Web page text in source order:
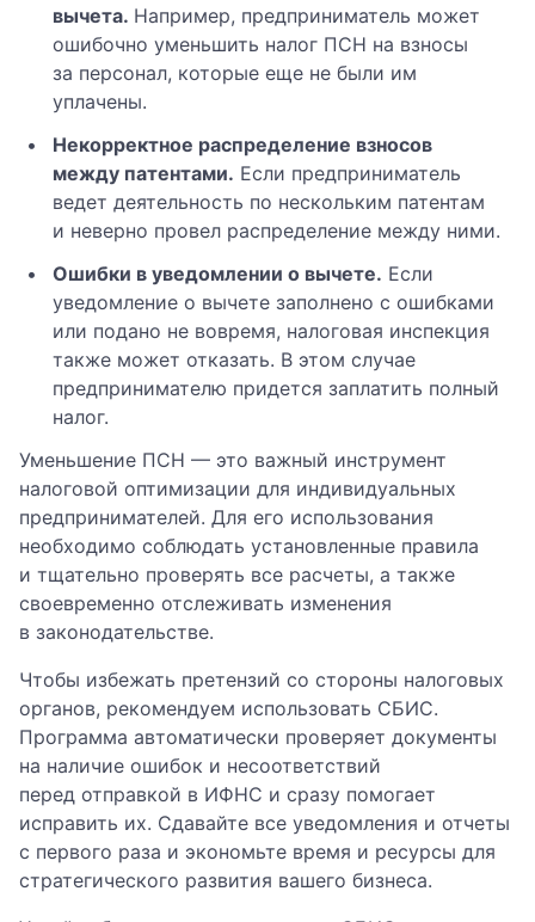
вычета. Например, предприниматель может
ошибочно уменьшить налог ПСН на взносы
за персонал, которые еще не были им
уплачены.
Некорректное распределение взносов
между патентами. Если предприниматель
ведет деятельность по нескольким патентам
и неверно провел распределение между ними.
Ошибки в уведомлении о вычете. Если
уведомление о вычете заполнено с ошибками
или подано не вовремя, налоговая инспекция
также может отказать. В этом случае
предпринимателю придется заплатить полный
налог.
Уменьшение ПСН — это важный инструмент
налоговой оптимизации для индивидуальных
предпринимателей. Для его использования
необходимо соблюдать установленные правила
и тщательно проверять все расчеты, а также
своевременно отслеживать изменения
в законодательстве.
Чтобы избежать претензий со стороны налоговых
органов, рекомендуем использовать СБИС.
Программа автоматически проверяет документы
на наличие ошибок и несоответствий
перед отправкой в ИФНС и сразу помогает
исправить их. Сдавайте все уведомления и отчеты
с первого раза и экономьте время и ресурсы для
стратегического развития вашего бизнеса.